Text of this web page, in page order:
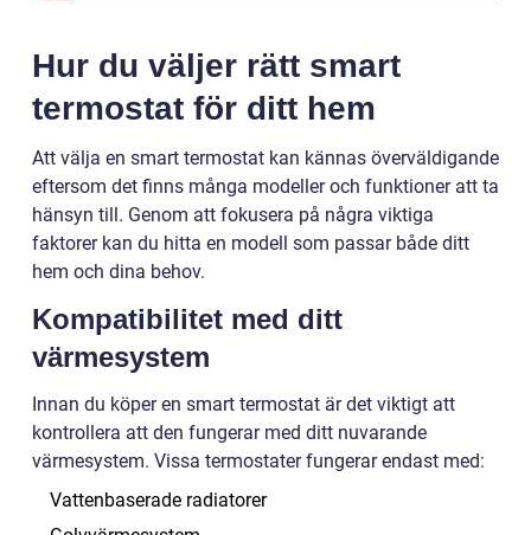
Hur du väljer rätt smart
termostat för ditt hem
Att välja en smart termostat kan kännas överväldigande
eftersom det finns många modeller och funktioner att ta
hänsyn till. Genom att fokusera på några viktiga
faktorer kan du hitta en modell som passar både ditt
hem och dina behov.
Kompatibilitet med ditt
värmesystem
Innan du köper en smart termostat är det viktigt att
kontrollera att den fungerar med ditt nuvarande
värmesystem. Vissa termostater fungerar endast med:
Vattenbaserade radiatorer